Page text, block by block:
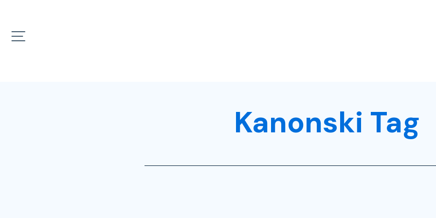
Kanonski Tag